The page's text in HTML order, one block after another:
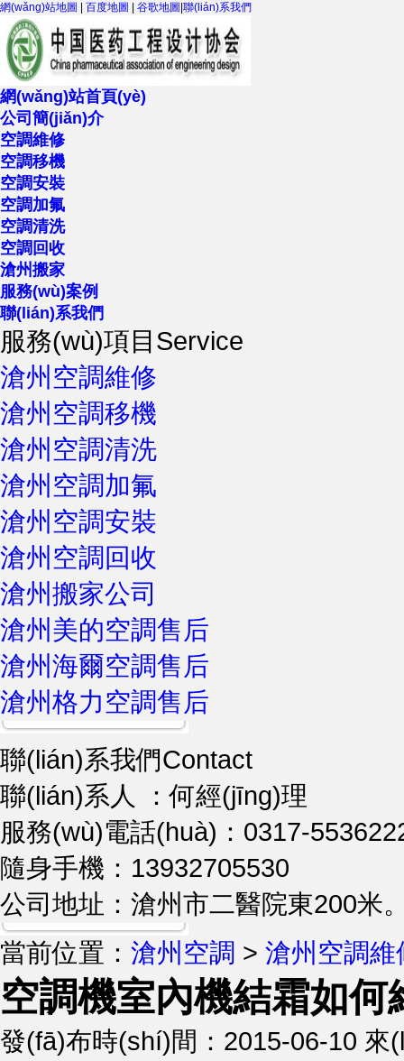
網(wǎng)站地圖 百度地圖 谷歌地圖 聯(lián)系我們
網(wǎng)站首頁(yè)
公司簡(jiǎn)介
空調維修
空調移機
空調安裝
空調加氟
空調清洗
空調回收
滄州搬家
服務(wù)案例
聯(lián)系我們
服務(wù)項目Service
滄州空調維修
滄州空調移機
滄州空調清洗
滄州空調加氟
滄州空調安裝
滄州空調回收
滄州搬家公司
滄州美的空調售后
滄州海爾空調售后
滄州格力空調售后
聯(lián)系我們Contact
聯(lián)系人 ：何經(jīng)理
服務(wù)電話(huà)：0317-
隨身手機：13932705530
公司地址：滄州市二醫院東200米
當前位置： 滄州空調 > 滄州空調維
空調機室內機結霜如何
發(fā)布時(shí)間：2015-06-10 來